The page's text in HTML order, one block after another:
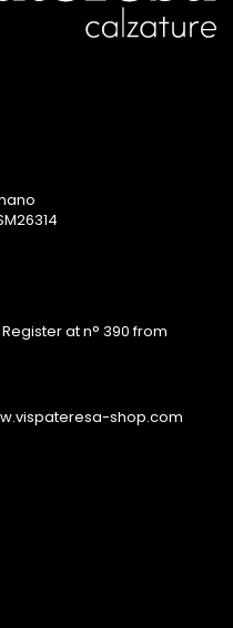
at n° 390 from
shop.com